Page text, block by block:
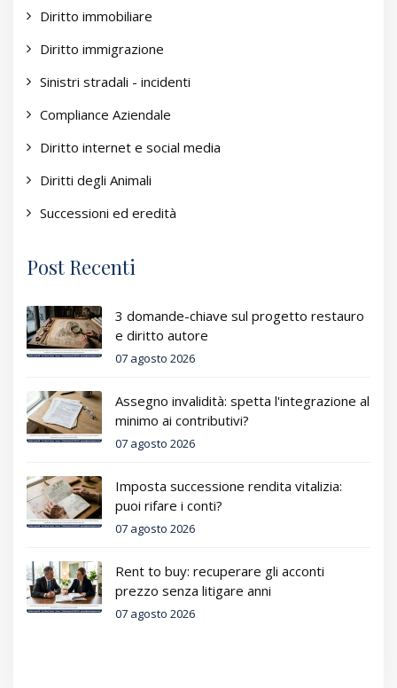
Diritto immobiliare
Diritto immigrazione
Sinistri stradali - incidenti
Compliance Aziendale
Diritto internet e social media
Diritti degli Animali
Successioni ed eredità
Post Recenti
3 domande-chiave sul progetto restauro
e diritto autore
07 agosto 2026
Assegno invalidità: spetta l'integrazione al
minimo ai contributivi?
07 agosto 2026
Imposta successione rendita vitalizia:
puoi rifare i conti?
07 agosto 2026
Rent to buy: recuperare gli acconti
prezzo senza litigare anni
07 agosto 2026